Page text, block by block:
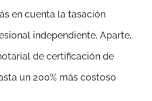
en cuenta la tasación
independiente. Aparte,
de certificación de
un 200% más costoso